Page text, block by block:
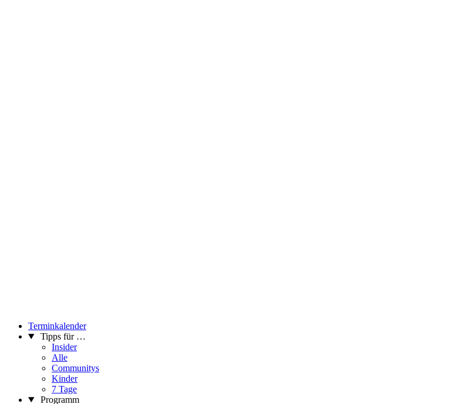
Terminkalender
Tipps für …
Insider
Alle
Communitys
Kinder
7 Tage
Programm